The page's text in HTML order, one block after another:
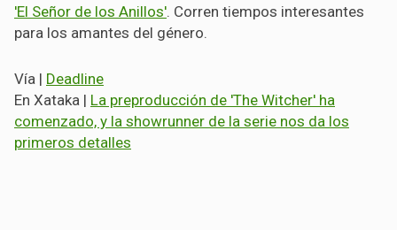
'El Señor de los Anillos'. Corren tiempos interesantes
para los amantes del género.
Vía | Deadline
En Xataka | La preproducción de 'The Witcher' ha
comenzado, y la showrunner de la serie nos da los
primeros detalles